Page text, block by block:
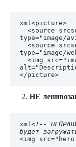
xml <picture>
type="image/
type="image/
НЕ
xml <!--
будет
<img